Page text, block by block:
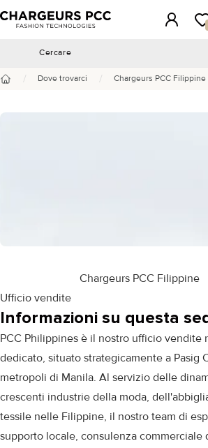
Chargeurs PCC
Cercare
/ Dove trovarci / Chargeurs PCC Filippine
Chargeurs PCC Filippine
Ufficio vendite
Informazioni su questa
PCC Philippines è il nostro ufficio vendite
dedicato, situato strategicamente a Pasig
metropoli di Manila. Al servizio delle
crescenti industrie della moda,
tessile nelle Filippine, il nostro team di
supporto locale, consulenza commerciale